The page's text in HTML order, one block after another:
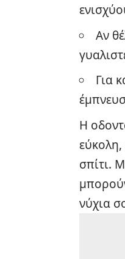
Αν
Για
Η
εύκολη,
σπίτι.
νύχια